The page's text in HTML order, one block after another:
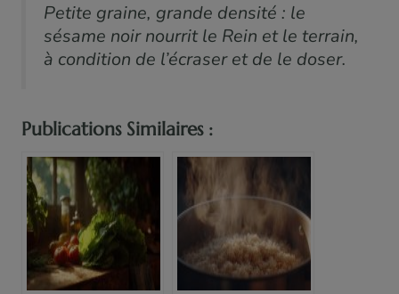
Petite graine, grande densité : le
sésame noir nourrit le Rein et le terrain,
à condition de l’écraser et de le doser.
Publications Similaires :